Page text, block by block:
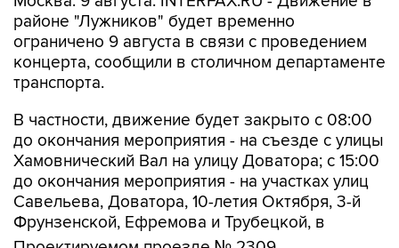
районе "Лужников" будет временно
ограничено 9 августа в связи с проведением
концерта, сообщили в столичном департаменте
транспорта.
В частности, движение будет закрыто с 08:00
до окончания мероприятия - на съезде с улицы
Хамовнический Вал на улицу Доватора; с 15:00
до окончания мероприятия - на участках улиц
Савельева, Доватора, 10-летия Октября, 3-й
Фрунзенской, Ефремова и Трубецкой, в